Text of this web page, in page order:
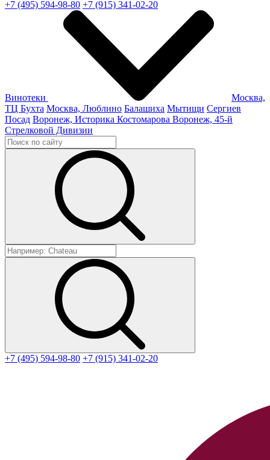
+7 (495) 594-98-80 +7 (915) 341-02-20
Винотеки
Москва,
ТЦ Бухта Москва, Люблино Балашиха Мытищи Сергиев
Посад Воронеж, Историка Костомарова Воронеж, 45-й
Стрелковой Дивизии
+7 (495) 594-98-80 +7 (915) 341-02-20